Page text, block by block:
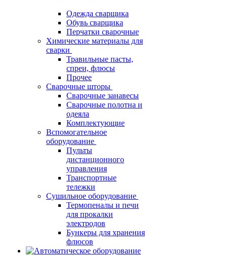
Одежда сварщика
Обувь сварщика
Перчатки сварочные
Химические материалы для
сварки
Травильные пасты,
спреи, флюсы
Прочее
Сварочные шторы
Сварочные занавесы
Сварочные полотна и
одеяла
Комплектующие
Вспомогательное
оборудование
Пульты
дистанционного
управления
Транспортные
тележки
Сушильное оборудование
Термопеналы и печи
для прокалки
электродов
Бункеры для хранения
флюсов